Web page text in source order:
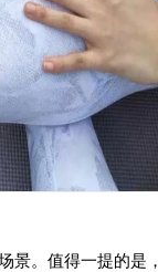
景。值得一提的是